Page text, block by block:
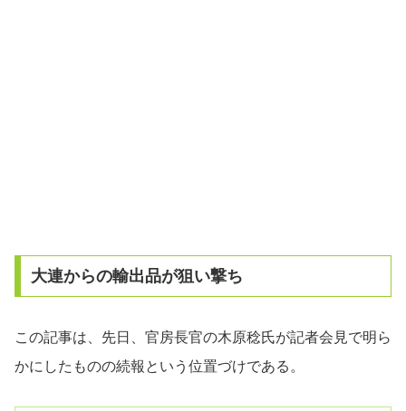
大連からの輸出品が狙い撃ち
この記事は、先日、官房長官の木原稔氏が記者会見で明ら
かにしたものの続報という位置づけである。